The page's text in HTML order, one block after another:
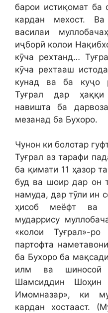
барои истиқомат ба
кардан мехост.
василаи
иҷборӣ колои
кӯча рехтанд…
кӯча рехтааш
кунад ва ба куҷо
Туғрал дар
навишта ба
мезанад ба Бухоро.
Чунон ки болотар
Туғрал аз тарафи
ба қимати 11 ҳазор
буд ва шоир дар он
намуда, дар тӯли ин
ҳисоб меёфт ва
мударрису
«колои Туғрал»-
партофта
ба Бухоро ба
илм ва шиносоӣ
Шамсиддин
Имомназар», ки
кардан хостааст.